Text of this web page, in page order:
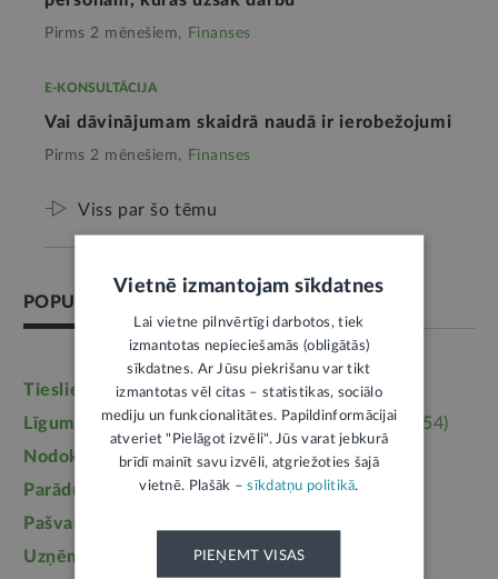
Pirms 2 mēnešiem, Finanses
E-KONSULTĀCIJA
Vai dāvinājumam skaidrā naudā ir ierobežojumi
Pirms 2 mēnešiem, Finanses
Viss par šo tēmu
POPULĀRĀKĀS TĒMAS
Tieslietas (6246) Darba tiesības(5764)
Līgumi, dokumenti(5364) Īpašumtiesības(3954)
Nodokļi
(3710) Mājoklis(3142)
Parādu piedziņa(2558) Labklājība(2254)
Pašvaldības
Uzņēmējdarbība
(1355) Ģimene
Vietnē izmantojam sīkdatnes
Lai vietne pilnvērtīgi darbotos, tiek
izmantotas nepieciešamās (obligātās)
sīkdatnes. Ar Jūsu piekrišanu var tikt
izmantotas vēl citas – statistikas, sociālo
mediju un funkcionalitātes. Papildinformācijai
atveriet "Pielāgot izvēli". Jūs varat jebkurā
brīdī mainīt savu izvēli, atgriežoties šajā
vietnē. Plašāk –sīkdatņu politikā.
PIEŅEMT VISAS